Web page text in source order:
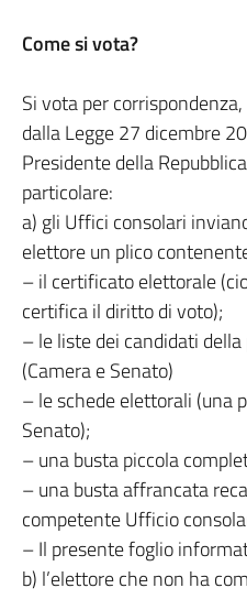
Come si vota?
Si vota per
dalla Legge 27 dicembre
Presidente della
particolare:
a) gli Uffici consolari
elettore un plico
– il certificato elettorale
certifica il diritto di voto);
– le liste dei candidati
(Camera e Senato)
– le schede elettorali (una
Senato);
– una busta piccola
– una busta affrancata
competente Ufficio
– Il presente foglio
b) l’elettore che non ha